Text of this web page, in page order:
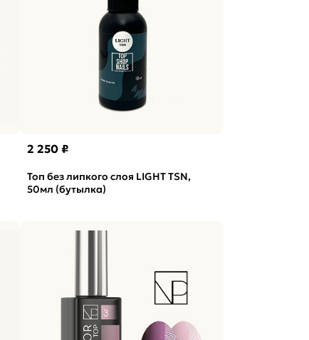
2 250 ₽
Топ без липкого слоя LIGHT TSN,
50мл (бутылка)